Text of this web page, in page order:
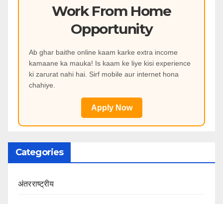
Work From Home
Opportunity
Ab ghar baithe online kaam karke extra income
kamaane ka mauka! Is kaam ke liye kisi experience
ki zarurat nahi hai. Sirf mobile aur internet hona
chahiye.
Apply Now
Categories
अंतरराष्ट्रीय